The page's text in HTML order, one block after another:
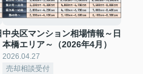
中央区マンション相場情報～日
本橋エリア～（2026年4月）
2026.04.27
売却相談受付